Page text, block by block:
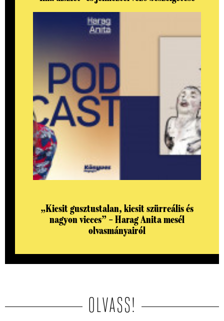
„Kicsit gusztustalan, kicsit szürreális és
nagyon vicces” – Harag Anita mesél
olvasmányairól
OLVASS!